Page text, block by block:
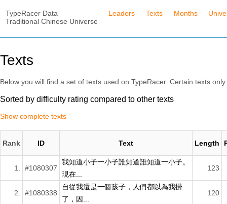
TypeRacer Data
Traditional Chinese Universe
Leaders Texts Months
Texts
Below you will find a set of texts used on TypeRacer. Certain texts
Sorted by difficulty rating compared to other texts
Show complete texts
Rank ID Text Length
1. #1080307
我知道小子一小子誰知道誰知道一小子。
現在...
123
2. #1080338
自從我還是一個孩子，人們都以為我掛
了，因...
120